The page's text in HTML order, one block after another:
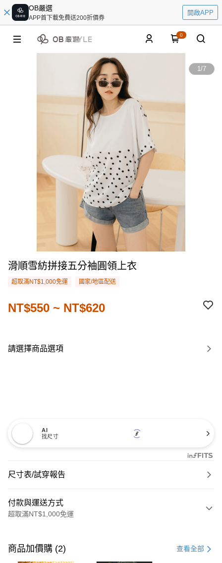
OB嚴選
APP首下載免費送200折價券
開啟APP
0
1/7
滑順雪紡拼接五分袖圓領上衣
超取滿NT$1,000免運 國家/地區配送
NT$550 ~ NT$620
請選擇商品選項
AI
找尺寸
尺寸表/試穿報告
付款與運送方式
超取滿NT$1,000免運
信用卡一次付款
商品加價購 (2) 查看全部